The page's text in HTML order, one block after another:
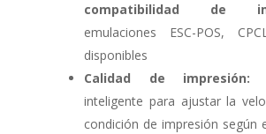
compatibilidad de
emulaciones ESC-POS,
disponibles
Calidad de impresión:
inteligente para ajustar la
condición de impresión según